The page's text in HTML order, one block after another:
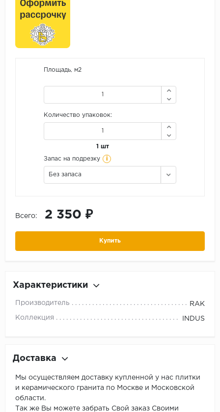
Площадь, м2
Количество упаковок:
1 шт
Запас на подрезку i
Без запаса
Всего: 2 350 ₽
Купить
Характеристики
Производитель RAK
Коллекция INDUS
Доставка
Мы осуществляем доставку купленной у нас плитки
и керамического гранита по Москве и Московской
области.
Так же Вы можете забрать Свой заказ Своими